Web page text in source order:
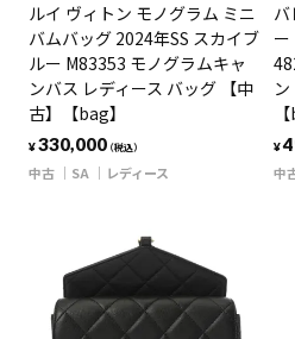
ルイ ヴィトン モノグラム ミニ
バムバッグ 2024年SS スカイブ
ルー M83353 モノグラムキャ
ンバス レディース バッグ 【中
古】【bag】
¥330,000（税込）
中古 SA レディース
ー
¥
中